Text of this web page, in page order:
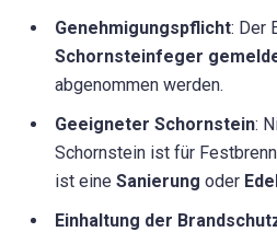
Genehmigungspflicht: Der
Schornsteinfeger
abgenommen werden.
Geeigneter Schornstein:
Schornstein ist für
ist eine Sanierung oder
Einhaltung der